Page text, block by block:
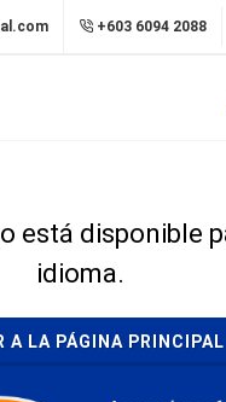
+603 6094 2088
está disponible
idioma.
A LA PÁGINA PRINCIPAL